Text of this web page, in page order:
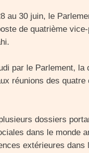
au 30 juin, le
de quatrième
par le Parlement,
réunions des
dossiers
dans le monde
extérieures